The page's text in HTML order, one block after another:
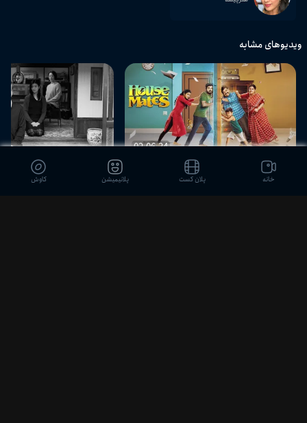
ویدیوهای مشابه
02:06:34
هم‌خانه‌ها دشمن می‌آید
خانه پلان کست پلانیمیشن کاوش